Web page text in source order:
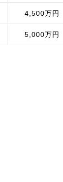
4,500万円
5,000万円